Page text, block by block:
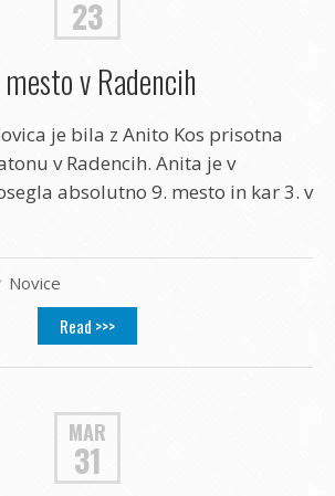
23
v Radencih
je bila z Anito Kos prisotna
v Radencih. Anita je v
absolutno 9. mesto in kar 3. v
Novice
Read >>>
MAR
31